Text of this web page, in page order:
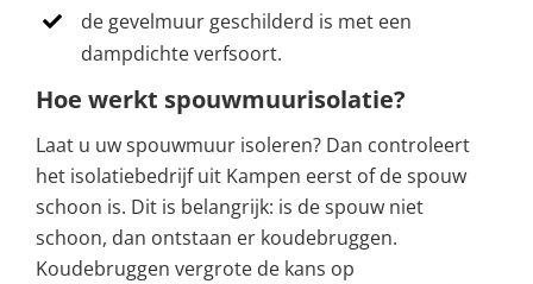
de gevelmuur geschilderd is met een
dampdichte verfsoort.
Hoe werkt spouwmuurisolatie?
Laat u uw spouwmuur isoleren? Dan controleert
het isolatiebedrijf uit Kampen eerst of de spouw
schoon is. Dit is belangrijk: is de spouw niet
schoon, dan ontstaan er koudebruggen.
Koudebruggen vergrote de kans op